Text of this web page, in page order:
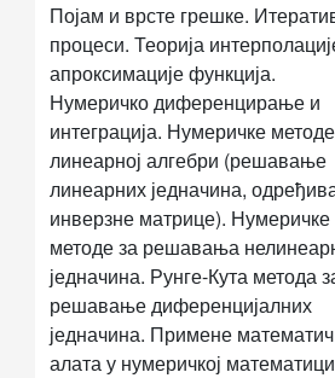
Појам и врсте грешке.
процеси. Теорија
апроксимације функција.
Нумеричко диференцирање и
интеграција. Нумеричке
линеарној алгебри (решавање
линеарних једначина,
инверзне матрице). Нумеричке
методе за решавања
једначина. Рунге-Кута метода
решавање диференцијалних
једначина. Примене
алата у нумеричкој